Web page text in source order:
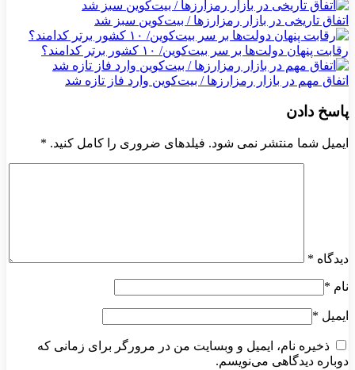
اتفاق تاریخی در بازار رمزارزها / بیت‌کوین سبز شد
رقابت پنهان دولت‌ها بر سر بیت‌کوین/ ۱۰ کشور برتر کدامند؟
اتفاق مهم در بازار رمزارزها / بیت‌کوین وارد فاز تازه شد
پاسخ دادن
ایمیل شما منتشر نمی شود. فیلدهای ضروری را کامل کنید. *
دیدگاه *
نام *
ایمیل *
ذخیره نام، ایمیل و وبسایت من در مرورگر برای زمانی که
دوباره دیدگاهی می‌نویسم.